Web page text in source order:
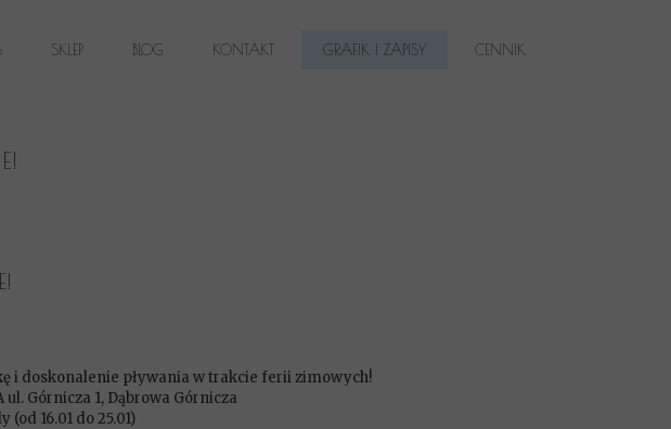
SKLEP BLOG KONTAKT GRAFIK I ZAPISY CENNIK
i doskonalenie pływania w trakcie ferii zimowych!
ul. Górnicza 1, Dąbrowa Górnicza
16.01 do 25.01)